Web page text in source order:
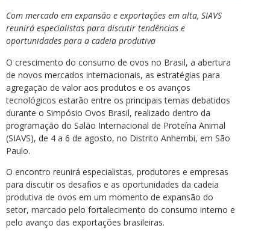
Com mercado em expansão e exportações em alta, SIAVS
reunirá especialistas para discutir tendências e
oportunidades para a cadeia produtiva
O crescimento do consumo de ovos no Brasil, a abertura
de novos mercados internacionais, as estratégias para
agregação de valor aos produtos e os avanços
tecnológicos estarão entre os principais temas debatidos
durante o Simpósio Ovos Brasil, realizado dentro da
programação do Salão Internacional de Proteína Animal
(SIAVS), de 4 a 6 de agosto, no Distrito Anhembi, em São
Paulo.
O encontro reunirá especialistas, produtores e empresas
para discutir os desafios e as oportunidades da cadeia
produtiva de ovos em um momento de expansão do
setor, marcado pelo fortalecimento do consumo interno e
pelo avanço das exportações brasileiras.